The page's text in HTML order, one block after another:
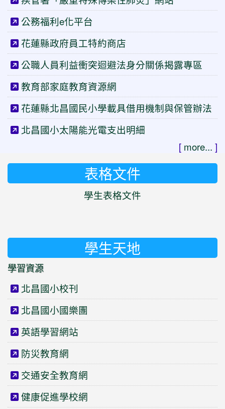
公務福利e化平台
花蓮縣政府員工特約商店
公職人員利益衝突迴避法身分關係揭露專區
教育部家庭教育資源網
花蓮縣北昌國民小學載具借用機制與保管辦法
北昌國小太陽能光電支出明細
[ more... ]
表格文件
學生表格文件
學生天地
學習資源
北昌國小校刊
北昌國小國樂團
英語學習網站
防災教育網
交通安全教育網
健康促進學校網